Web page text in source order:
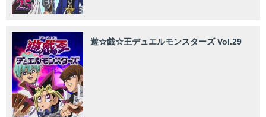
遊☆戯☆王デュエルモンスターズ Vol.29